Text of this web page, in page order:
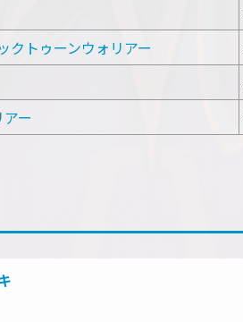
クトゥーンウォリアー
ー